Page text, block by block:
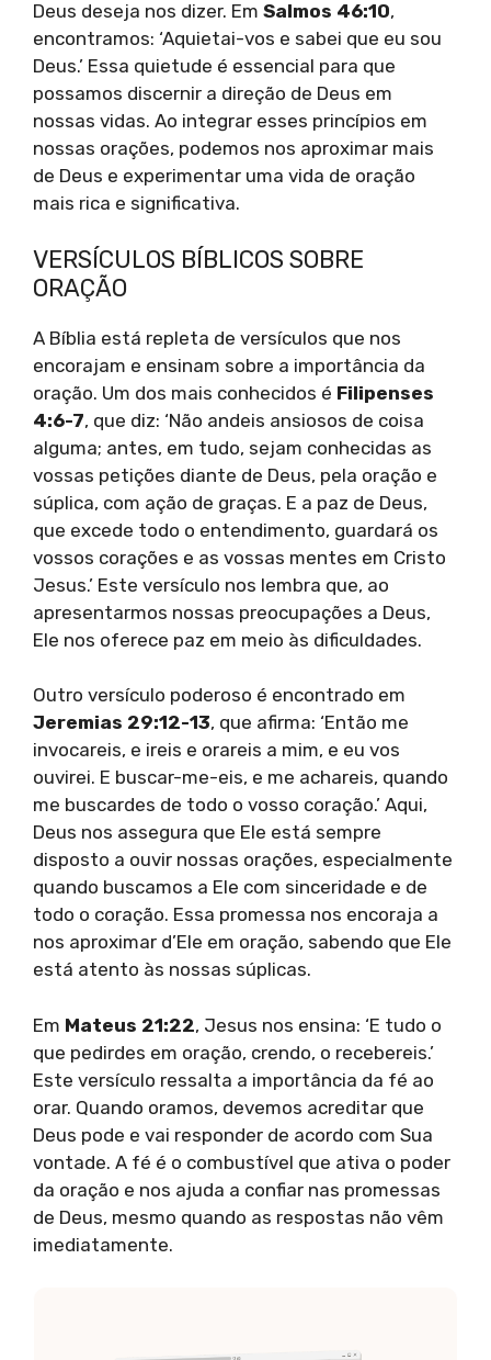
Deus deseja nos dizer. Em Salmos 46:10,
encontramos: ‘Aquietai-vos e sabei que eu sou
Deus.’ Essa quietude é essencial para que
possamos discernir a direção de Deus em
nossas vidas. Ao integrar esses princípios em
nossas orações, podemos nos aproximar mais
de Deus e experimentar uma vida de oração
mais rica e significativa.
VERSÍCULOS BÍBLICOS SOBRE
ORAÇÃO
A Bíblia está repleta de versículos que nos
encorajam e ensinam sobre a importância da
oração. Um dos mais conhecidos é Filipenses
4:6-7, que diz: ‘Não andeis ansiosos de coisa
alguma; antes, em tudo, sejam conhecidas as
vossas petições diante de Deus, pela oração e
súplica, com ação de graças. E a paz de Deus,
que excede todo o entendimento, guardará os
vossos corações e as vossas mentes em Cristo
Jesus.’ Este versículo nos lembra que, ao
apresentarmos nossas preocupações a Deus,
Ele nos oferece paz em meio às dificuldades.
Outro versículo poderoso é encontrado em
Jeremias 29:12-13, que afirma: ‘Então me
invocareis, e ireis e orareis a mim, e eu vos
ouvirei. E buscar-me-eis, e me achareis, quando
me buscardes de todo o vosso coração.’ Aqui,
Deus nos assegura que Ele está sempre
disposto a ouvir nossas orações, especialmente
quando buscamos a Ele com sinceridade e de
todo o coração. Essa promessa nos encoraja a
nos aproximar d’Ele em oração, sabendo que Ele
está atento às nossas súplicas.
Em Mateus 21:22, Jesus nos ensina: ‘E tudo o
que pedirdes em oração, crendo, o recebereis.’
Este versículo ressalta a importância da fé ao
orar. Quando oramos, devemos acreditar que
Deus pode e vai responder de acordo com Sua
vontade. A fé é o combustível que ativa o poder
da oração e nos ajuda a confiar nas promessas
de Deus, mesmo quando as respostas não vêm
imediatamente.